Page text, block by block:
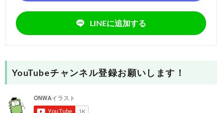
LINEに追加する
YouTubeチャンネル登録お願いします！